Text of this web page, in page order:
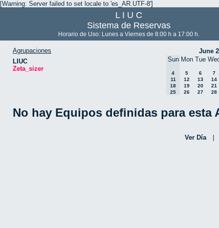
[Warning: Server failed to set locale to 'es_AR.UTF-8']
L I U C
Sistema de Reservas
Horario de Uso: Lunes a Viernes de 8:00 h a 17:00 h.
Agrupaciones
LIUC
Zeta_sizer
June
Sun Mon Tue
4 5 6
7
11
12 13
14
18
19 20
21
25
26 27 28
No hay Equipos definidas para esta
Ver Día |